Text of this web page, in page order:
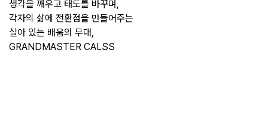
생각을 깨우고 태도를 바꾸며,
각자의 삶에 전환점을 만들어주는
살아 있는 배움의 무대,
GRANDMASTER CALSS